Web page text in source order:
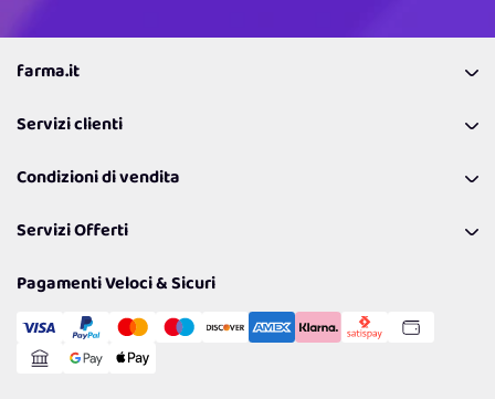
farma.it
Coupon
Lavora con noi
Politiche per la parità di genere
Servizi clienti
Richiamami
Resi
Condizioni di vendita
Spedizioni
Cookie Policy
Gestisci Cookie
Servizi Offerti
Reso Facile e Veloce
Pagamenti Veloci & Sicuri